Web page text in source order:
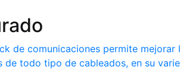
de comunicaciones permite
de todo tipo de cableados, en su